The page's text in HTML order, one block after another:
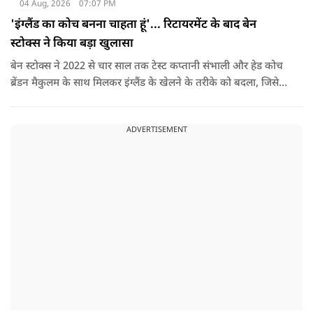
04 Aug, 2026 07:07 PM
'इंग्लैंड का कोच बनना चाहता हूं'... रिटायरमेंट के बाद बेन
स्टोक्स ने किया बड़ा खुलासा
बेन स्टोक्स ने 2022 से चार साल तक टेस्ट कप्तानी संभाली और हेड कोच
ब्रेंडन मैकुलम के साथ मिलकर इंग्लैंड के खेलने के तरीके को बदला, जिसे
ADVERTISEMENT